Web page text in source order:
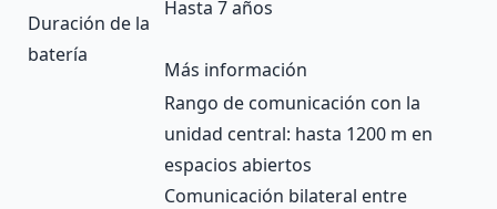
Duración de la
batería
Hasta 7 años
Más información
Rango de comunicación con la
unidad central: hasta 1200 m en
espacios abiertos
Comunicación bilateral entre